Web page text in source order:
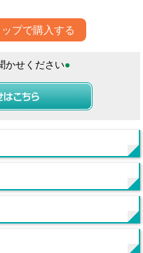
プで購入する
かせください●